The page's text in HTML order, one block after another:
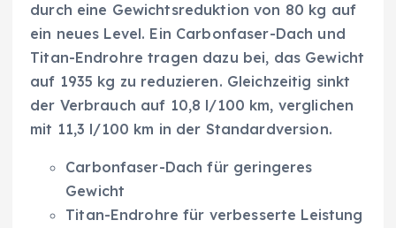
durch eine Gewichtsreduktion von 80 kg auf
ein neues Level. Ein Carbonfaser-Dach und
Titan-Endrohre tragen dazu bei, das Gewicht
auf 1935 kg zu reduzieren. Gleichzeitig sinkt
der Verbrauch auf 10,8 l/100 km, verglichen
mit 11,3 l/100 km in der Standardversion.
Carbonfaser-Dach für geringeres
Gewicht
Titan-Endrohre für verbesserte Leistung